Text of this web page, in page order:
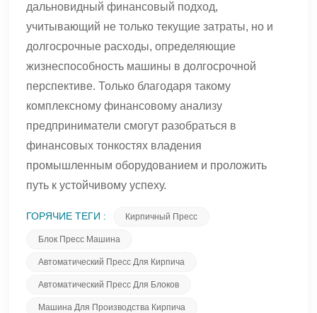
дальновидный финансовый подход,
учитывающий не только текущие затраты, но и
долгосрочные расходы, определяющие
жизнеспособность машины в долгосрочной
перспективе. Только благодаря такому
комплексному финансовому анализу
предприниматели смогут разобраться в
финансовых тонкостях владения
промышленным оборудованием и проложить
путь к устойчивому успеху.
ГОРЯЧИЕ ТЕГИ : Кирпичный Пресс
Блок Пресс Машина
Автоматический Пресс Для Кирпича
Автоматический Пресс Для Блоков
Машина Для Производства Кирпича